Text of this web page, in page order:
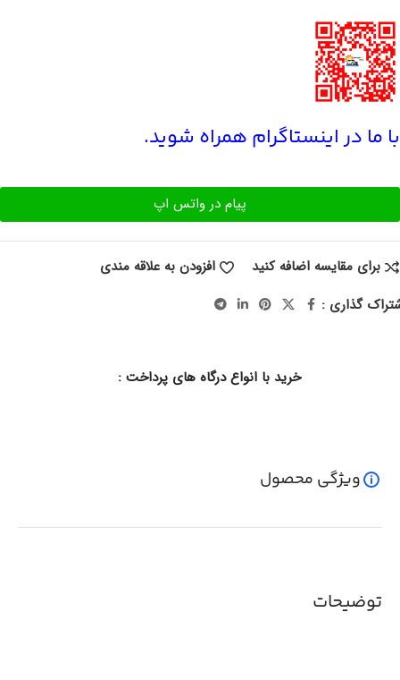
با ما در اینستاگرام همراه شوید.
پیام در واتس اپ
برای مقایسه اضافه کنید
افزودن به علاقه مندی
گذاری :
خرید با انواع درگاه های پرداخت :
توضیحات
ویژگی محصول